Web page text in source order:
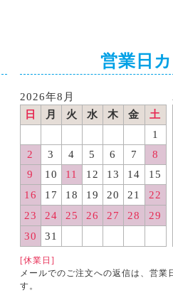
営業日
2026年8月
日
月 火 水 木 金
土
1
2
3 4 5 6 7
8
9
10 11 12 13 14
15
16
17 18 19 20 21
22
23
24 25 26 27 28
29
30
31
[休業日]
メールでのご注文への返信は、営
す。